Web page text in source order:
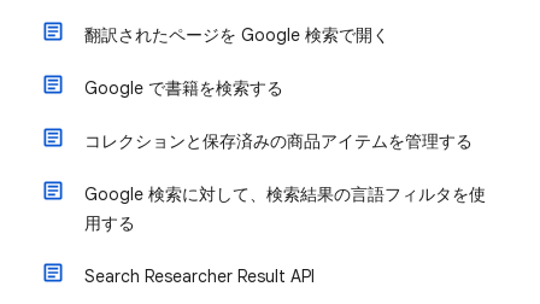
翻訳されたページを Google 検索で開く
Google で書籍を検索する
コレクションと保存済みの商品アイテムを管理する
Google 検索に対して、検索結果の言語フィルタを使
用する
Search Researcher Result API